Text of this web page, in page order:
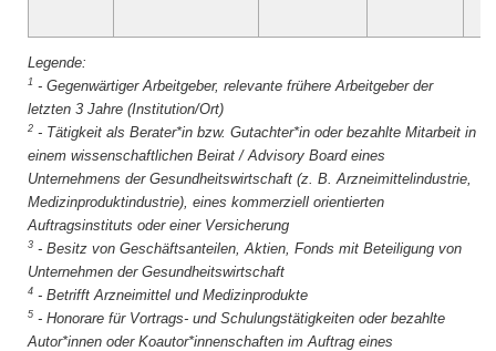
1 - Gegenwärtiger Arbeitgeber, relevante frühere Arbeitgeber der
letzten 3 Jahre (Institution/Ort)
2 - Tätigkeit als Berater*in bzw. Gutachter*in oder bezahlte Mitarbeit in
einem wissenschaftlichen Beirat / Advisory Board eines
Unternehmens der Gesundheitswirtschaft (z. B. Arzneimittelindustrie,
Medizinproduktindustrie), eines kommerziell orientierten
Auftragsinstituts oder einer Versicherung
3 - Besitz von Geschäftsanteilen, Aktien, Fonds mit Beteiligung von
Unternehmen der Gesundheitswirtschaft
4 - Betrifft Arzneimittel und Medizinprodukte
5 - Honorare für Vortrags- und Schulungstätigkeiten oder bezahlte
Autor*innen oder Koautor*innenschaften im Auftrag eines